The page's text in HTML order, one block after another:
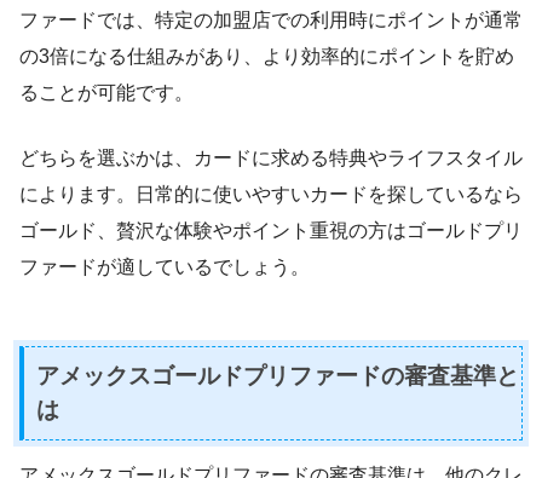
ファードでは、特定の加盟店での利用時にポイントが通常
の3倍になる仕組みがあり、より効率的にポイントを貯め
ることが可能です。
どちらを選ぶかは、カードに求める特典やライフスタイル
によります。日常的に使いやすいカードを探しているなら
ゴールド、贅沢な体験やポイント重視の方はゴールドプリ
ファードが適しているでしょう。
アメックスゴールドプリファードの審査基準と
は